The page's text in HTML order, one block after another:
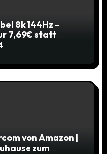
8k 144Hz –
7,69€ statt
von Amazon |
zum